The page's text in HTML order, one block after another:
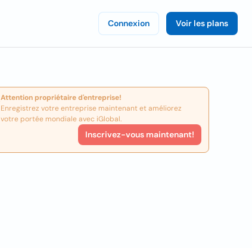
Connexion Voir les plans
Attention propriétaire d'entreprise!
Enregistrez votre entreprise maintenant et améliorez
votre portée mondiale avec iGlobal.
Inscrivez-vous maintenant!